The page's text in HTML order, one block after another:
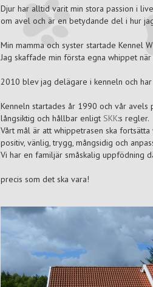
Djur har alltid varit min stora passion i
om avel och är en betydande del i hur
Min mamma och syster startade Kennel
Jag skaffade min första egna whippet
2010 blev jag delägare i kenneln och
Kenneln startades år 1990 och vår
långsiktig och hållbar enligt SKK:s regler.
Vårt mål är att whippetrasen ska
positiv, vänlig, trygg, mångsidig och
Vi har en familjär småskalig uppfödning
precis som det ska vara!